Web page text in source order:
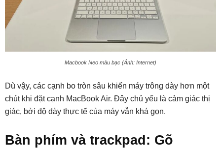
Macbook Neo màu bạc (Ảnh: Internet)
Dù vậy, các cạnh bo tròn sâu khiến máy trông dày hơn một
chút khi đặt cạnh MacBook Air. Đây chủ yếu là cảm giác thị
giác, bởi độ dày thực tế của máy vẫn khá gọn.
Bàn phím và trackpad: Gõ